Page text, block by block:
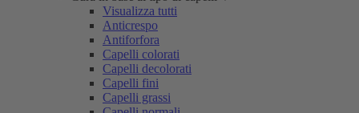
Visualizza tutti
Anticrespo
Antiforfora
Capelli colorati
Capelli decolorati
Capelli fini
Capelli grassi